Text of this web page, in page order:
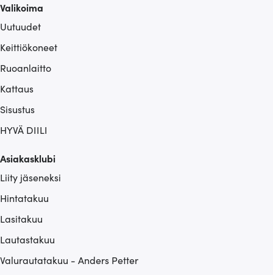
Valikoima
Uutuudet
Keittiökoneet
Ruoanlaitto
Kattaus
Sisustus
HYVÄ DIILI
Asiakasklubi
Liity jäseneksi
Hintatakuu
Lasitakuu
Lautastakuu
Valurautatakuu - Anders Petter